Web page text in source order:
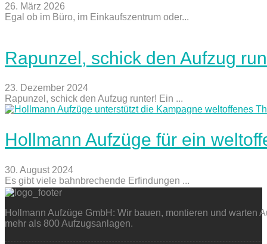
26. März 2026
Egal ob im Büro, im Einkaufszentrum oder...
Rapunzel, schick den Aufzug
23. Dezember 2024
Rapunzel, schick den Aufzug runter! Ein ...
Hollmann Aufzüge für ein
30. August 2024
Es gibt viele bahnbrechende Erfindungen ...
Hollmann Aufzüge GmbH: Wir bauen, montieren und warten
mehr als 800 Aufzugsanlagen.